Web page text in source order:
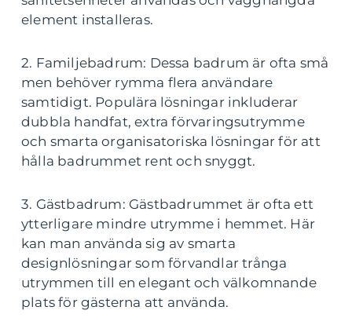
element installeras.
2. Familjebadrum: Dessa badrum är ofta små
men behöver rymma flera användare
samtidigt. Populära lösningar inkluderar
dubbla handfat, extra förvaringsutrymme
och smarta organisatoriska lösningar för att
hålla badrummet rent och snyggt.
3. Gästbadrum: Gästbadrummet är ofta ett
ytterligare mindre utrymme i hemmet. Här
kan man använda sig av smarta
designlösningar som förvandlar trånga
utrymmen till en elegant och välkomnande
plats för gästerna att använda.